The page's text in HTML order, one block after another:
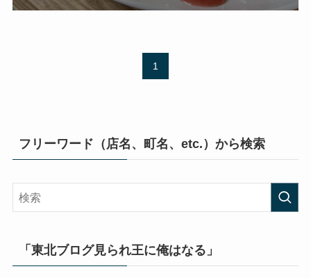
1
フリーワード（店名、町名、etc.）から検索
「東北ブログ見られ王に俺はなる」